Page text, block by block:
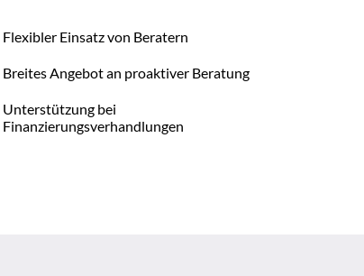
Flexibler Einsatz von Beratern
Breites Angebot an proaktiver Beratung
Unterstützung bei
Finanzierungsverhandlungen